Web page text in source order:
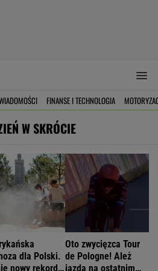
FINANSE I TECHNOLOGIA
W SKRÓCIE
dla Polski.
nowy rekord
Oto zwycięzca Tour
de Pologne! Ależ
jazda na ostatnim